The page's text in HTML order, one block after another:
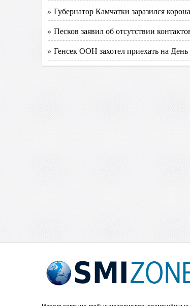
» Губернатор Камчатки заразился
» Песков заявил об отсутствии
» Генсек ООН захотел приехать на